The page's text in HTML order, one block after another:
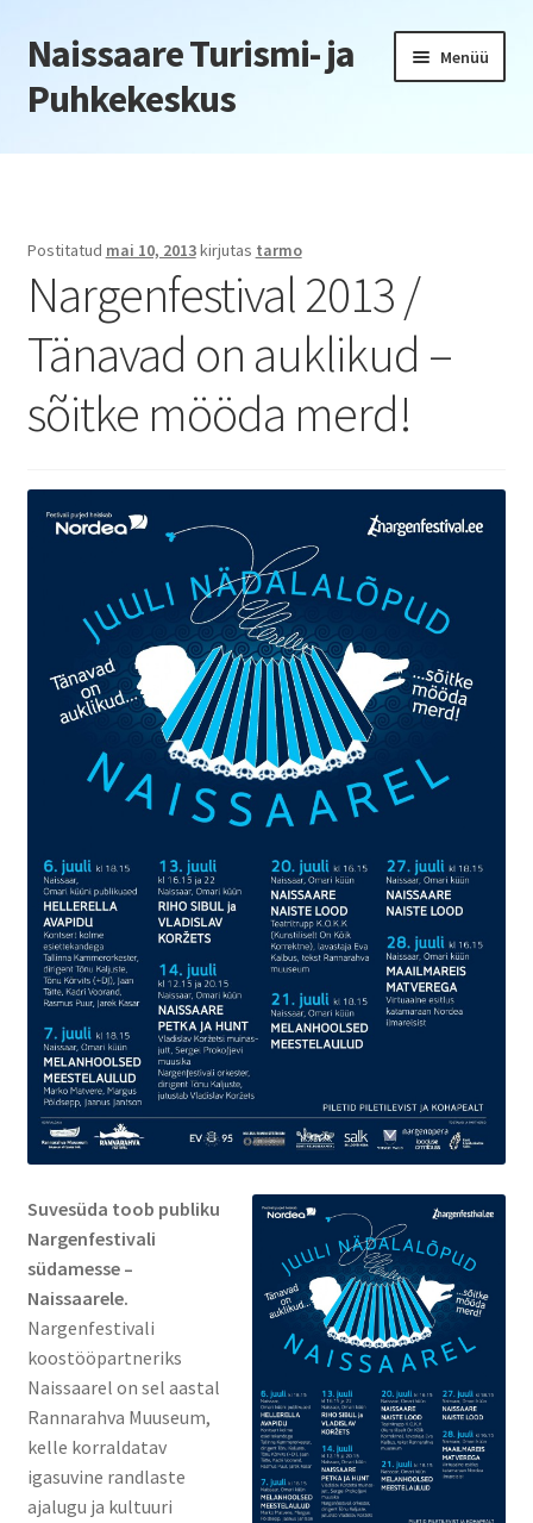
Liigu
navigeerimisele
Liigu
sisu
juurde
Naissaare Turismi- ja
Puhkekeskus
Menüü
Esileht
Jõulupeod
Kliendiüritus
Konverentsid
Seminarid
Suvepäevad
Talvepäevad
Ürituste korraldamine
Galerii
Hea teada
TRANSPORT NAISSAARELE
Kontakt
Broneeri
Glämping
Vagunelamu
Metsamaja
Kämping
Postitatud mai 10, 2013kirjutas tarmo
Nargenfestival 2013 /
Tänavad on auklikud –
sõitke mööda merd!
Suvesüda toob publiku
Nargenfestivali
südamesse –
Naissaarele.
Nargenfestivali
koostööpartneriks
Naissaarel on sel aastal
Rannarahva Muuseum,
kelle korraldatav
igasuvine randlaste
ajalugu ja kultuuri